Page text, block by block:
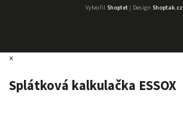
Vytvořil Shoptet| Design Shoptak.cz
×
Splátková kalkulačka ESSOX